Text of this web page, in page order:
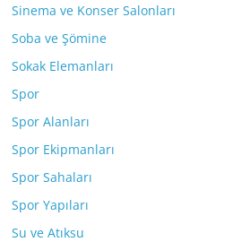
Sinema ve Konser Salonları
Soba ve Şömine
Sokak Elemanları
Spor
Spor Alanları
Spor Ekipmanları
Spor Sahaları
Spor Yapıları
Su ve Atıksu